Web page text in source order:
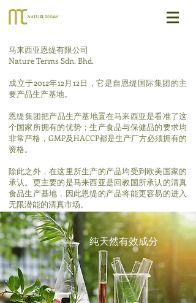
马来西亚恩缇有限公司
Nature Terms Sdn. Bhd.
成立于2012年12月12日，它是自恩缇国际集团的主
要产品生产基地。
​恩缇集团把产品生产基地置在马来西亚是看准了这
个国家所拥有的优势；生产食品与保健品的要求均
非常严格，GMP及HACCP都是生产厂方必须拥有的
资格。
除此之外，在这里所生产的产品均受到欧美国家的
承认。更主要的是马来西亚是回教国所承认的清真
食品生产基地，因此恩缇的产品将能更容易的进入
无限潜能的清真市场。
​ 纯天然有效成分